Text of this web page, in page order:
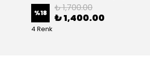
%18 ₺ 1,700.00
₺ 1,400.00
4 Renk